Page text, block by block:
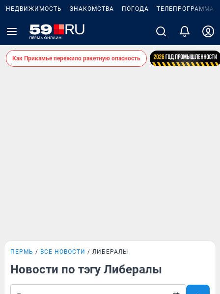
НЕДВИЖИМОСТЬ ЗНАКОМСТВА ПОГОДА ТЕЛЕПРОГРАММА
Как Прикамье пережило ракетную опасность
ПЕРМЬ ВСЕ НОВОСТИ ЛИБЕРАЛЫ
Новости по тэгу Либералы